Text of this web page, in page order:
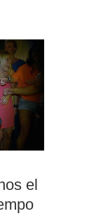
el